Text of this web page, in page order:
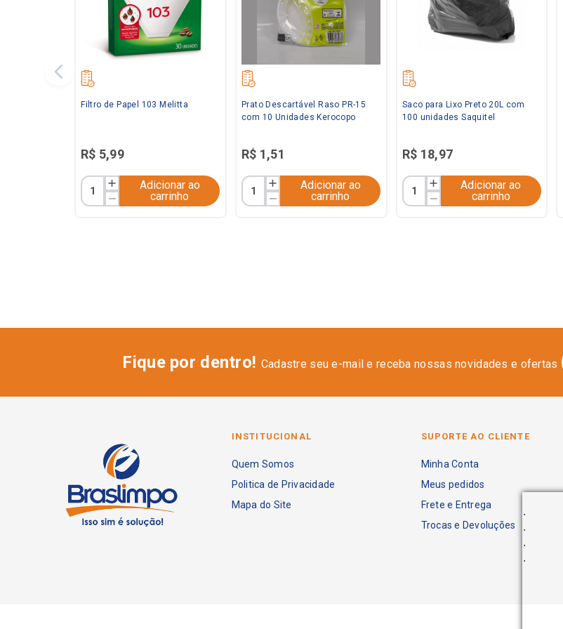
.
.
.
.
Filtro de Papel 103 Melitta
R$ 5,99
Adicionar ao
carrinho
Prato Descartável Raso PR-15
com 10 Unidades Kerocopo
R$ 1,51
Adicionar ao
carrinho
Saco para Lixo Preto 20L com
100 unidades Saquitel
R$ 18,97
Adicionar ao
carrinho
Fique por dentro! Cadastre seu e-mail e receba nossas novidades e ofertas
INSTITUCIONAL
Quem Somos
Politica de Privacidade
Mapa do Site
SUPORTE AO CLIENTE
Minha Conta
Meus pedidos
Frete e Entrega
Trocas e Devoluções